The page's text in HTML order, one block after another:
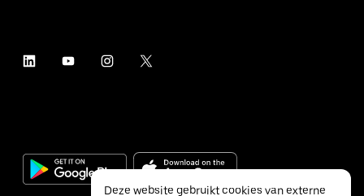
Deze website gebruikt cookies van externe